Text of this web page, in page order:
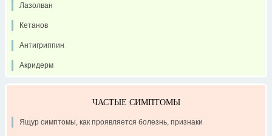
Лазолван
Кетанов
Антигриппин
Акридерм
ЧАСТЫЕ СИМПТОМЫ
Ящур симптомы, как проявляется болезнь, признаки